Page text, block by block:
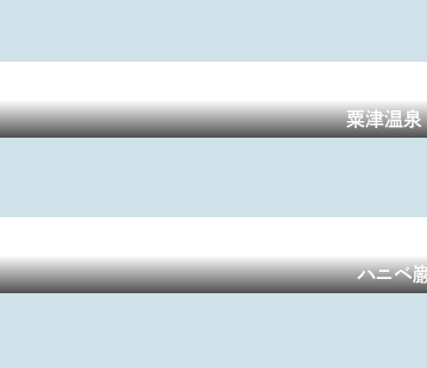
粟津温
ハニベ